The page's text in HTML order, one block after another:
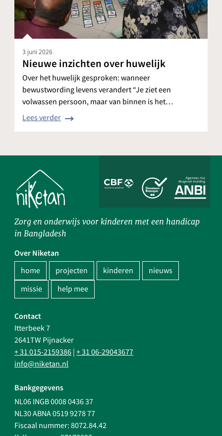
3 juni 2026
Nieuwe inzichten over huwelijk
Over het huwelijk gesproken: wanneer
bewustwording levens verandert “Je ziet een
volwassen persoon, maar van binnen is het…
Lees verder
Zorg en onderwijs voor kinderen met een handicap
in Bangladesh
Over Niketan
home projecten kinderen
nieuws
missie
help mee
Contact
Itterbeek 7
2641TW Pijnacker
+ 31 015-2159386 |+ 31 06-29043677
info@niketan.nl
Bankgegevens
NL06 INGB 0008 0436 37
NL30 ABNA 0519 9278 77
Fiscaal nummer: 8072.84.42